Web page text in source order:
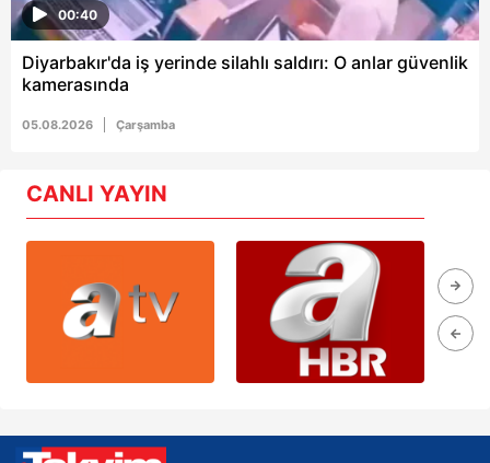
00:40
Diyarbakır'da iş yerinde silahlı saldırı: O anlar güvenlik
kamerasında
05.08.2026 Çarşamba
CANLI YAYIN